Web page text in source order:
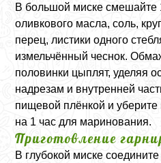
В большой миске смешайте
оливкового масла, соль,
перец, листики одного
измельчённый чеснок.
половинки цыплят, уделяя
надрезам и внутренней
пищевой плёнкой и
на 1 час для маринования.
Приготовление
В глубокой миске